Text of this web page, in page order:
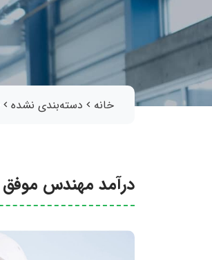
خانه دسته‌بندی نشده
درآمد مهندس موفق